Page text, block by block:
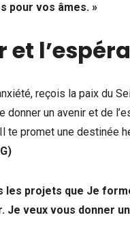
pour vos âmes. »
et
reçois la paix du
un avenir et de
te promet une destinée
les projets que Je
veux vous donner